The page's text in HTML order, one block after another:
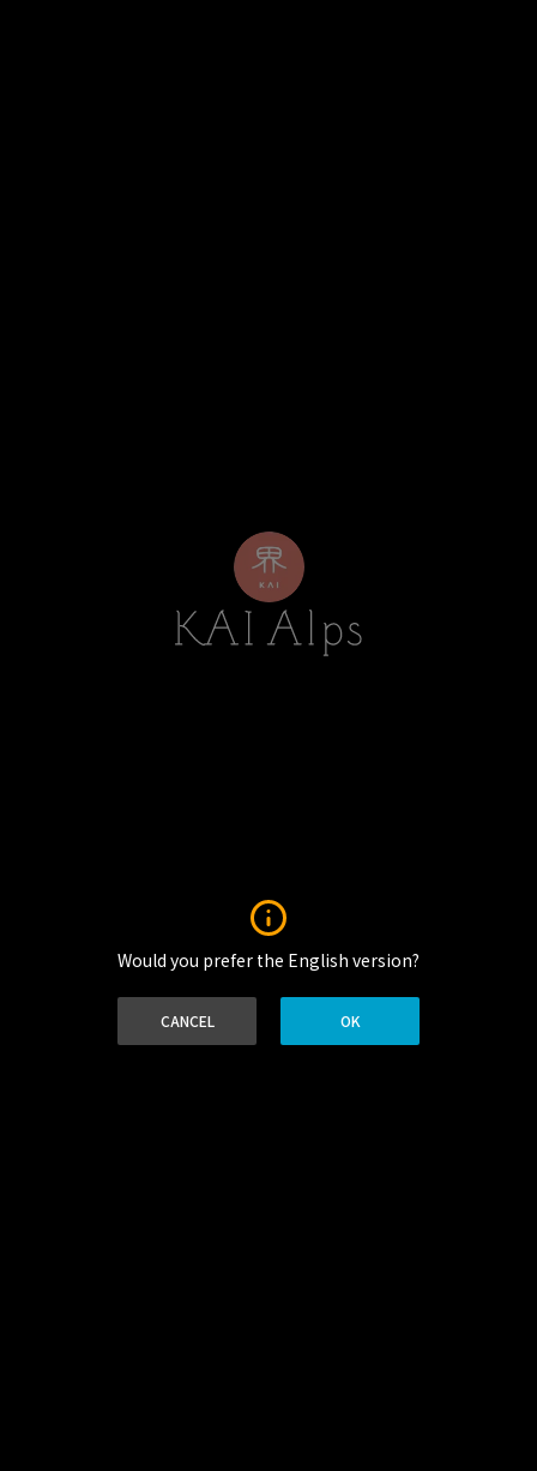
Would you prefer the English version?
CANCEL OK
No supported media sources